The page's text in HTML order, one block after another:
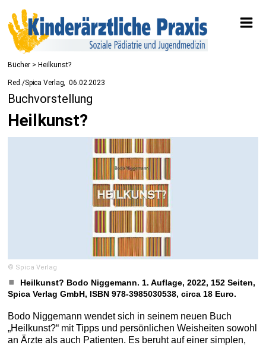
Bücher > Heilkunst?
Red./Spica Verlag 06.02.2023
Buchvorstellung
Heilkunst?
© Spica Verlag
Heilkunst? Bodo Niggemann. 1. Auflage, 2022, 152 Seiten,
Spica Verlag GmbH, ISBN 978-3985030538, circa 18 Euro.
Bodo Niggemann wendet sich in seinem neuen Buch
„Heilkunst?“ mit Tipps und persönlichen Weisheiten sowohl
an Ärzte als auch Patienten. Es beruht auf einer simplen,